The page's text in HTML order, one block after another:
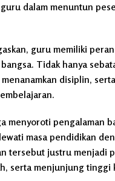
dalam menuntun
guru memiliki
Tidak hanya
menanamkan disiplin,
menyoroti pengalaman
masa pendidikan
tersebut justru menjadi
serta menjunjung tinggi